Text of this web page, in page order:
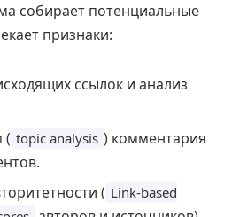
собирает потенциальные
признаки:
ссылок и анализ
( topic analysis ) комментария
( Link-based